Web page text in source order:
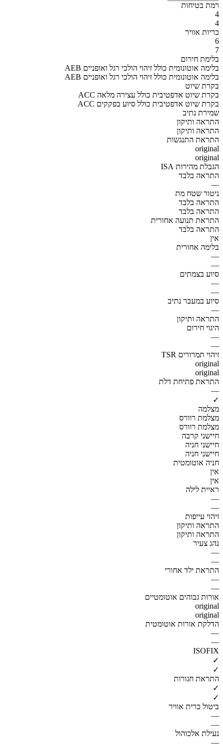
רמת בטיחות
4
4
כריות אוויר
6
7
בלימת חירום
AEB בלימה אוטונומית כולל זיהוי הולכי רגל ואופניים
AEB בלימה אוטונומית כולל זיהוי הולכי רגל ואופניים
בקרת שיוט
ACC בקרת שיוט אדפטיבית כולל עצירה מלאה
ACC בקרת שיוט אדפטיבית כולל סיוע בפקקים
שמירת נתיב
התראה ותיקון
התראה ותיקון
התראת התנגשות
original
original
הגבלת מהירות ISA
התראה בלבד
—
ניטור שטח מת
התראה בלבד
התראה בלבד
התראת תנועה אחורית
התראה בלבד
אין
בלימה אחורית
—
—
סיוע בצמתים
—
—
סיוע במעבר נתיב
—
התראה ותיקון
היגוי חירום
—
—
זיהוי תמרורים TSR
original
original
התראת פתיחת דלת
—
✓
מצלמה
מצלמת רוורס
מצלמת רוורס
חיישני קרבה
חיישני חניה
חיישני חניה
חניה אוטומטית
אין
אין
ראיית לילה
—
—
זיהוי עייפות
התראה ותיקון
התראה ותיקון
נהג צעיר
—
—
התראת ילד אחורי
—
—
אורות גבוהים אוטומטיים
original
original
הדלקת אורות אוטומטית
—
—
ISOFIX
✓
✓
התראת חגורות
✓
✓
ביטול כרית אוויר
—
—
נעילת אלכוהול
—